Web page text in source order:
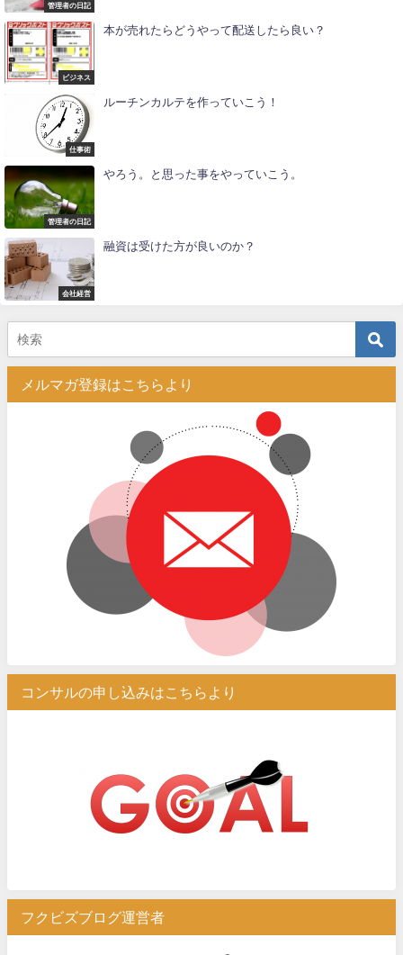
管理者の日記
ビジネス
本が売れたらどうやって配送したら良い？
仕事術
ルーチンカルテを作っていこう！
管理者の日記
やろう。と思った事をやっていこう。
会社経営
融資は受けた方が良いのか？
メルマガ登録はこちらより
コンサルの申し込みはこちらより
フクビズブログ運営者